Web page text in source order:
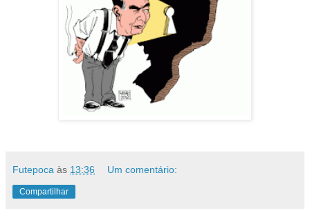
Futepoca às 13:36 Um comentário:
Compartilhar